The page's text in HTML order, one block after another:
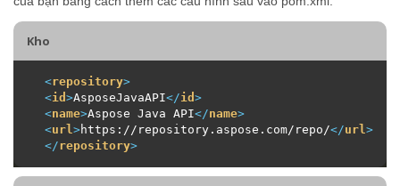
Kho
<repository>
<id >AsposeJavaAPI</id >
<name>Aspose Java API</name>
<url >https://repository.aspose.com/repo/</url >
</repository>